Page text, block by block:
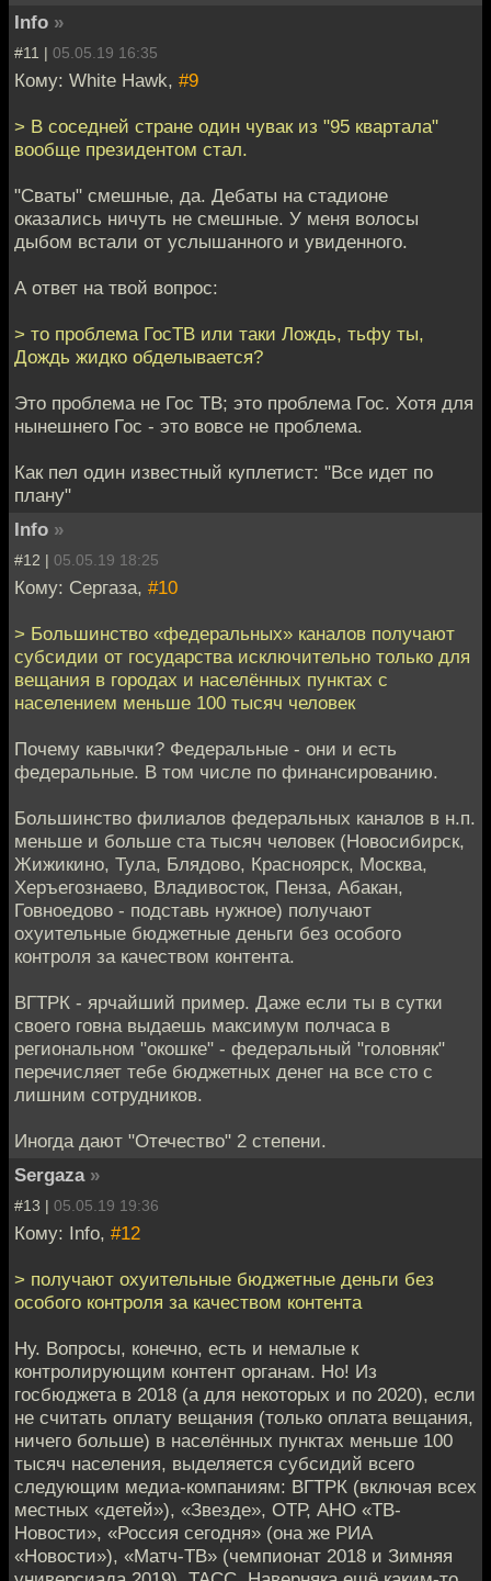
Info »
#11 | 05.05.19 16:35
Кому: White Hawk, #9
> В соседней стране один чувак из "95 квартала"
вообще президентом стал.
"Сваты" смешные, да. Дебаты на стадионе
оказались ничуть не смешные. У меня волосы
дыбом встали от услышанного и увиденного.
А ответ на твой вопрос:
> то проблема ГосТВ или таки Лождь, тьфу ты,
Дождь жидко обделывается?
Это проблема не Гос ТВ; это проблема Гос. Хотя для
нынешнего Гос - это вовсе не проблема.
Как пел один известный куплетист: "Все идет по
плану"
Info »
#12 | 05.05.19 18:25
Кому: Сергаза, #10
> Большинство «федеральных» каналов получают
субсидии от государства исключительно только для
вещания в городах и населённых пунктах с
населением меньше 100 тысяч человек
Почему кавычки? Федеральные - они и есть
федеральные. В том числе по финансированию.
Большинство филиалов федеральных каналов в н.п.
меньше и больше ста тысяч человек (Новосибирск,
Жижикино, Тула, Блядово, Красноярск, Москва,
Херъегознаево, Владивосток, Пенза, Абакан,
Говноедово - подставь нужное) получают
охуительные бюджетные деньги без особого
контроля за качеством контента.
ВГТРК - ярчайший пример. Даже если ты в сутки
своего говна выдаешь максимум полчаса в
региональном "окошке" - федеральный "головняк"
перечисляет тебе бюджетных денег на все сто с
лишним сотрудников.
Иногда дают "Отечество" 2 степени.
Sergaza »
#13 | 05.05.19 19:36
Кому: Info, #12
> получают охуительные бюджетные деньги без
особого контроля за качеством контента
Ну. Вопросы, конечно, есть и немалые к
контролирующим контент органам. Но! Из
госбюджета в 2018 (а для некоторых и по 2020), если
не считать оплату вещания (только оплата вещания,
ничего больше) в населённых пунктах меньше 100
тысяч населения, выделяется субсидий всего
следующим медиа-компаниям: ВГТРК (включая всех
местных «детей»), «Звезде», ОТР, АНО «ТВ-
Новости», «Россия сегодня» (она же РИА
«Новости»), «Матч-ТВ» (чемпионат 2018 и Зимняя